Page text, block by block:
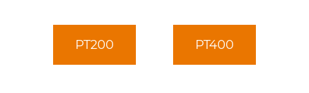
PT200 PT400